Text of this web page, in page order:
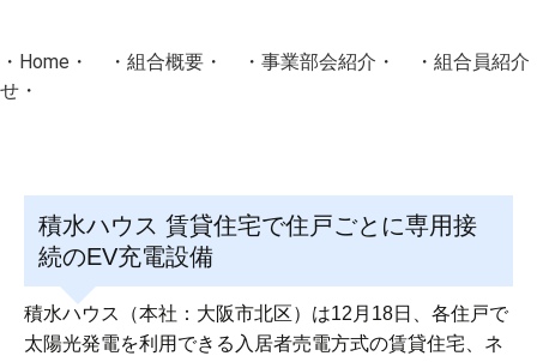
・ Home ・ ・ 組合概要 ・ ・ 事業部会紹介 ・ ・ 組合員紹介
せ ・
協同組合Masters／
国土交通省・経済産業省・農林水産省・厚生労働省 認可
Masters組合員ログイン
積水ハウス 賃貸住宅で住戸ごとに専用接
続のEV充電設備
積水ハウス（本社：大阪市北区）は12月18日、各住戸で
太陽光発電を利用できる入居者売電方式の賃貸住宅、ネ